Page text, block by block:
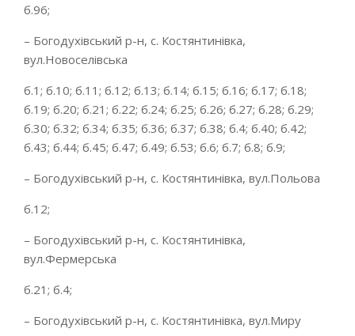
б.96;
– Богодухівський р-н, с. Костянтинівка,
вул.Новоселівська
б.1; б.10; б.11; б.12; б.13; б.14; б.15; б.16; б.17; б.18;
б.19; б.20; б.21; б.22; б.24; б.25; б.26; б.27; б.28; б.29;
б.30; б.32; б.34; б.35; б.36; б.37; б.38; б.4; б.40; б.42;
б.43; б.44; б.45; б.47; б.49; б.53; б.6; б.7; б.8; б.9;
– Богодухівський р-н, с. Костянтинівка, вул.Польова
б.12;
– Богодухівський р-н, с. Костянтинівка,
вул.Фермерська
б.21; б.4;
– Богодухівський р-н, с. Костянтинівка, вул.Миру